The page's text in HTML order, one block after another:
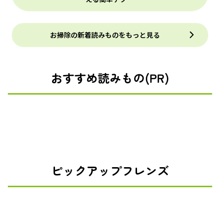
お掃除の新着読みものをもっと見る
おすすめ読みもの(PR)
ピックアップフレンズ